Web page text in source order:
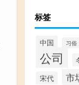
标签
中国 习俗
公司
宋代 市